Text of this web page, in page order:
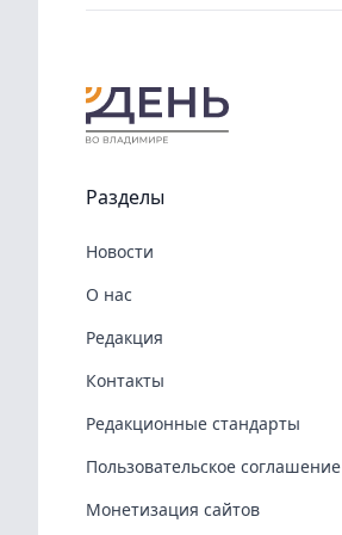
Разделы
Новости
О нас
Редакция
Контакты
Редакционные стандарты
Пользовательское соглашение
Монетизация сайтов